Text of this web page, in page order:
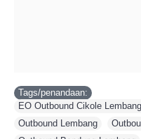
Tags/penandaan:
EO Outbound Cikole
Outbound Lembang